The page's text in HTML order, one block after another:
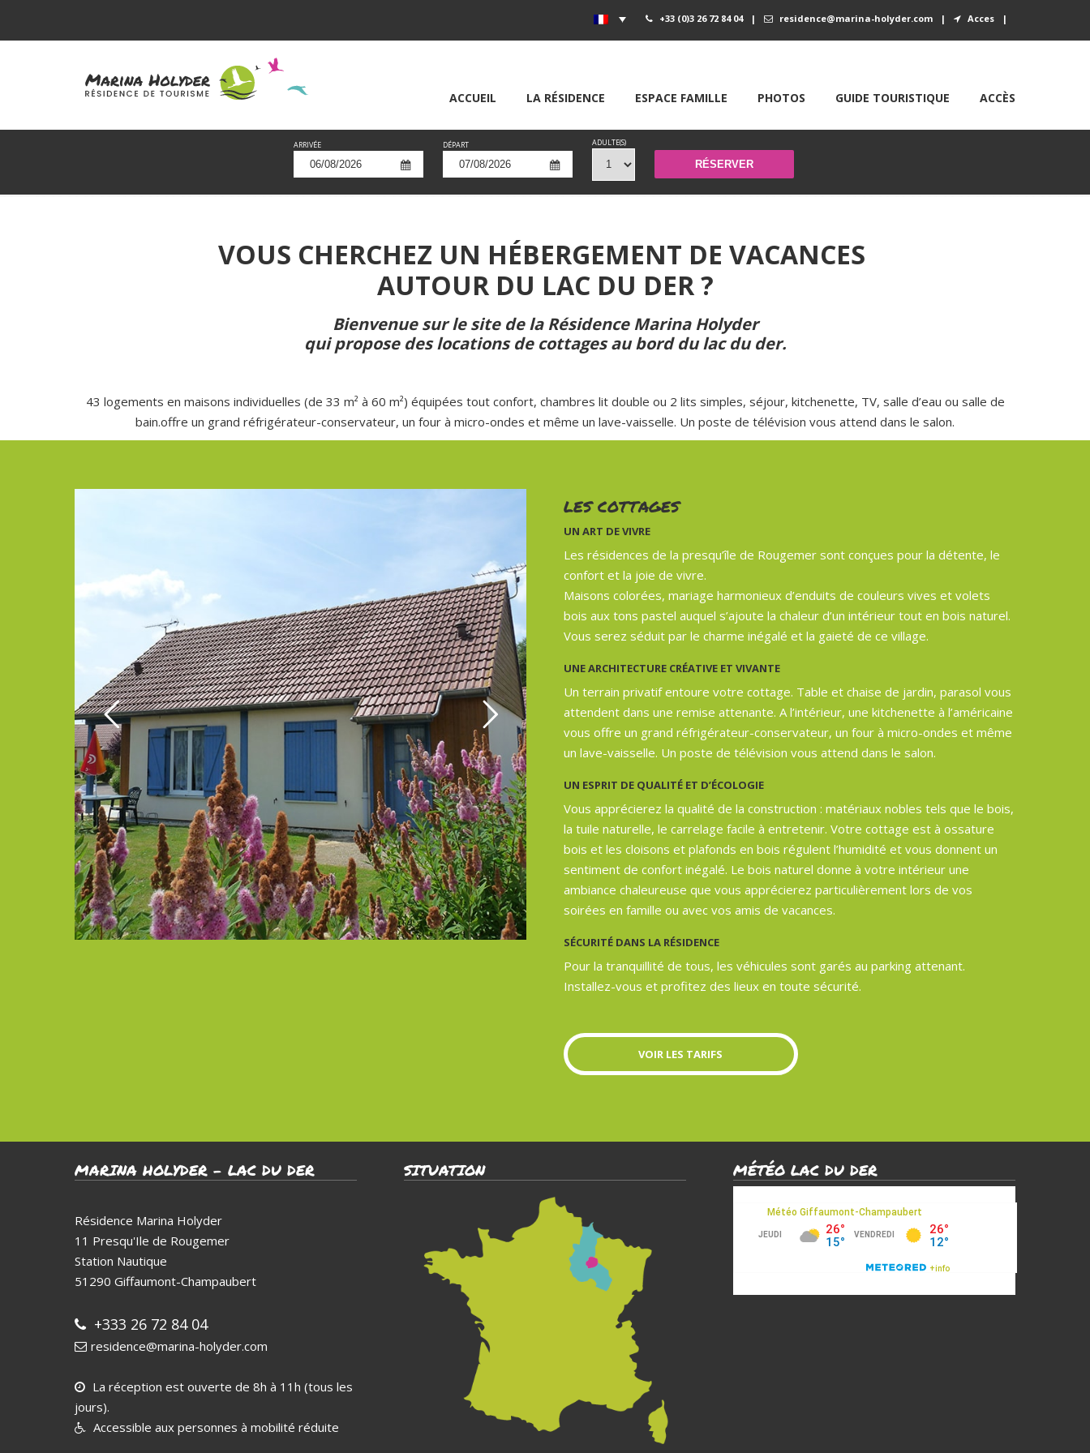
+33 (0)3 26 72 84 04 | residence@marina-holyder.com | Acces |
ACCUEIL LA RÉSIDENCE ESPACE FAMILLE PHOTOS GUIDE TOURISTIQUE ACCÈS
ARRIVÉE DÉPART ADULTE(S)
VOUS CHERCHEZ UN HÉBERGEMENT DE VACANCES
AUTOUR DU LAC DU DER ?
Bienvenue sur le site de la Résidence Marina Holyder
qui propose deslocations de cottages au bord du lac du der.
43 logements en maisons individuelles (de 33 m² à 60 m²) équipées tout confort, chambres lit double ou 2 lits simples, séjour, kitchenette, TV, salle d’eau ou salle de
bain.offre un grand réfrigérateur-conservateur, un four à micro-ondes et même un lave-vaisselle. Un poste de télévision vous attend dans le salon.
LES COTTAGES
UN ART DE VIVRE
Les résidences de la presqu’île de Rougemer sont conçues pour la détente, le
confort et la joie de vivre.
Maisons colorées, mariage harmonieux d’enduits de couleurs vives et volets
bois aux tons pastel auquel s’ajoute la chaleur d’un intérieur tout en bois naturel.
Vous serez séduit par le charme inégalé et la gaieté de ce village.
UNE ARCHITECTURE CRÉATIVE ET VIVANTE
Un terrain privatif entoure votre cottage. Table et chaise de jardin, parasol vous
attendent dans une remise attenante. A l’intérieur, une kitchenette à l’américaine
vous offre un grand réfrigérateur-conservateur, un four à micro-ondes et même
un lave-vaisselle. Un poste de télévision vous attend dans le salon.
UN ESPRIT DE QUALITÉ ET D’ÉCOLOGIE
Vous apprécierez la qualité de la construction : matériaux nobles tels que le bois,
la tuile naturelle, le carrelage facile à entretenir. Votre cottage est à ossature
bois et les cloisons et plafonds en bois régulent l’humidité et vous donnent un
sentiment de confort inégalé. Le bois naturel donne à votre intérieur une
ambiance chaleureuse que vous apprécierez particulièrement lors de vos
soirées en famille ou avec vos amis de vacances.
SÉCURITÉ DANS LA RÉSIDENCE
Pour la tranquillité de tous, les véhicules sont garés au parking attenant.
Installez-vous et profitez des lieux en toute sécurité.
VOIR LES TARIFS
MARINA HOLYDER – LAC DU DER
Résidence Marina Holyder
11 Presqu'Ile de Rougemer
Station Nautique
51290 Giffaumont-Champaubert
+333 26 72 84 04
residence@marina-holyder.com
La réception est ouverte de 8h à 11h (tous les
jours).
Accessible aux personnes à mobilité réduite
SITUATION MÉTÉO LAC DU DER